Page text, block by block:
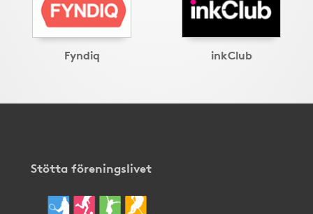
Fyndiq inkClub
Stötta föreningslivet